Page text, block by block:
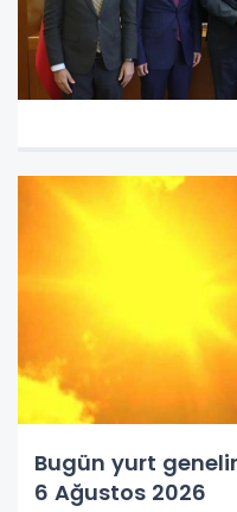
Bugün yurt
6 Ağustos 2026